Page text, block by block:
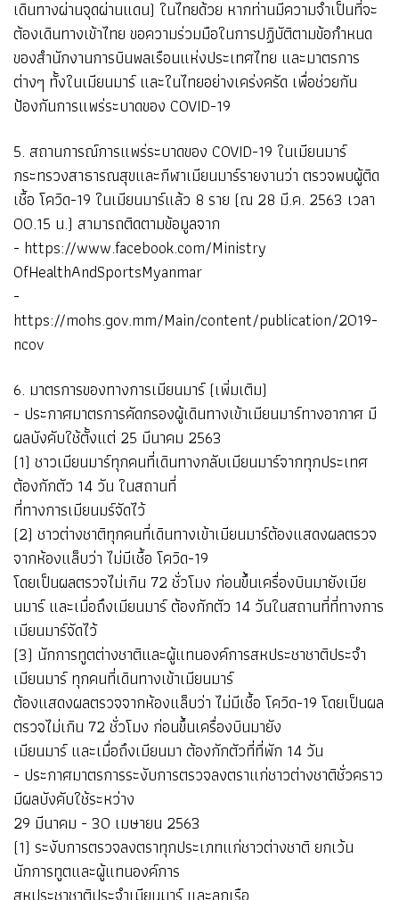
เดินทางผ่านจุดผ่านแดน) ในไทยด้วย หากท่านมีความจำเป็นที่จะ
ต้องเดินทางเข้าไทย ขอความร่วมมือในการปฏิบัติตามข้อกำหนด
ของสำนักงานการบินพลเรือนแห่งประเทศไทย และมาตรการ
ต่างๆ ทั้งในเมียนมาร์ และในไทยอย่างเคร่งครัด เพื่อช่วยกัน
ป้องกันการแพร่ระบาดของ COVID-19
5. สถานการณ์การแพร่ระบาดของ COVID-19 ในเมียนมาร์
กระทรวงสาธารณสุขและกีฬาเมียนมาร์รายงานว่า ตรวจพบผู้ติด
เชื้อ โควิด-19 ในเมียนมาร์แล้ว 8 ราย (ณ 28 มี.ค. 2563 เวลา
00.15 น.) สามารถติดตามข้อมูลจาก
- https://www.facebook.com/Ministry
OfHealthAndSportsMyanmar
-
https://mohs.gov.mm/Main/content/publication/2019-
ncov
6. มาตรการของทางการเมียนมาร์ (เพิ่มเติม)
- ประกาศมาตรการคัดกรองผู้เดินทางเข้าเมียนมาร์ทางอากาศ มี
ผลบังคับใช้ตั้งแต่ 25 มีนาคม 2563
(1) ชาวเมียนมาร์ทุกคนที่เดินทางกลับเมียนมาร์จากทุกประเทศ
ต้องกักตัว 14 วัน ในสถานที่
ที่ทางการเมียนมร์จัดไว้
(2) ชาวต่างชาติทุกคนที่เดินทางเข้าเมียนมาร์ต้องแสดงผลตรวจ
จากห้องแล็บว่า ไม่มีเชื้อ โควิด-19
โดยเป็นผลตรวจไม่เกิน 72 ชั่วโมง ก่อนขึ้นเครื่องบินมายังเมีย
นมาร์ และเมื่อถึงเมียนมาร์ ต้องกักตัว 14 วันในสถานที่ที่ทางการ
เมียนมาร์จัดไว้
(3) นักการทูตต่างชาติและผู้แทนองค์การสหประชาชาติประจำ
เมียนมาร์ ทุกคนที่เดินทางเข้าเมียนมาร์
ต้องแสดงผลตรวจจากห้องแล็บว่า ไม่มีเชื้อ โควิด-19 โดยเป็นผล
ตรวจไม่เกิน 72 ชั่วโมง ก่อนขึ้นเครื่องบินมายัง
เมียนมาร์ และเมื่อถึงเมียนมา ต้องกักตัวที่ที่พัก 14 วัน
- ประกาศมาตรการระงับการตรวจลงตราแก่ชาวต่างชาติชั่วคราว
มีผลบังคับใช้ระหว่าง
29 มีนาคม - 30 เมษายน 2563
(1) ระงับการตรวจลงตราทุกประเภทแก่ชาวต่างชาติ ยกเว้น
นักการทูตและผู้แทนองค์การ